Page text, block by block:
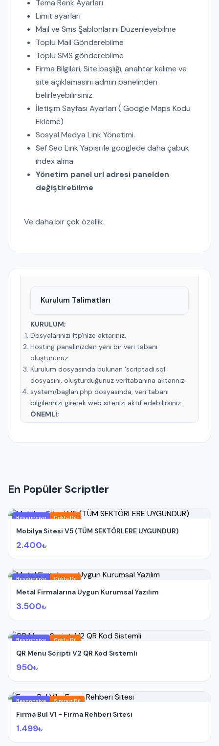
Tema Renk Ayarları
Limit ayarları
Mail ve Sms Şablonlarını Düzenleyebilme
Toplu Mail Gönderebilme
Toplu SMS gönderebilme
Firma Bilgileri, Site başlığı, anahtar kelime ve
site açıklamasını admin panelinden
belirleyebilirsiniz.
İletişim Sayfası Ayarları ( Google Maps Kodu
Ekleme)
Sosyal Medya Link Yönetimi.
Sef Seo Link Yapısı ile googlede daha çabuk
index alma.
Yönetim panel url adresi panelden
değiştirebilme
Ve daha bir çok özellik.
Kurulum Talimatları
KURULUM;
Dosyalarınızı ftp'nize aktarınız.
Hosting panelinizden yeni bir veri tabanı
oluşturunuz.
Kurulum dosyasında bulunan 'scriptadi.sql'
dosyasını, oluşturduğunuz veritabanına aktarınız.
system/baglan.php dosyasında, veri tabanı
bilgilerinizi girerek web sitenizi aktif edebilirsiniz.
ÖNEMLİ;
Yazılımımız en düşük 7.2 PHP sürümü ile
Admin Paneli : www.siteadi.com/admin
Parola : 123456
En Popüler Scriptler
Responsive Çoklu Dil
Mobilya Sitesi V5 (TÜM SEKTÖRLERE UYGUNDUR)
2.400₺
Responsive Çoklu Dil
Metal Firmalarına Uygun Kurumsal Yazılım
3.500₺
Responsive Çoklu Dil
QR Menu Scripti V2 QR Kod Sistemli
950₺
Responsive Sınırsız Dil
Firma Bul V1 - Firma Rehberi Sitesi
1.499₺